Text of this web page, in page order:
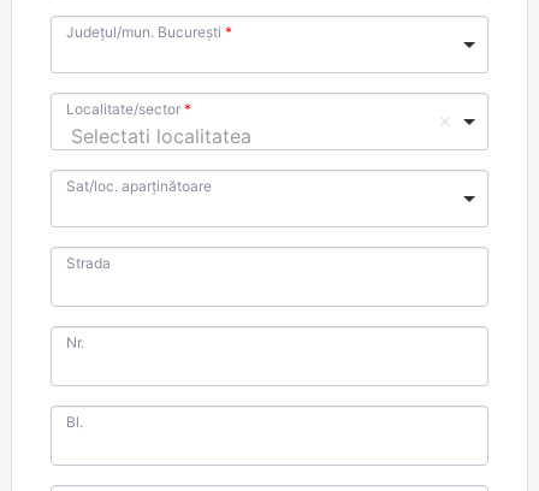
Județul/mun. București
Selectati localitatea
Localitate/sector
Sat/loc. aparținătoare
Strada
Nr.
Bl.